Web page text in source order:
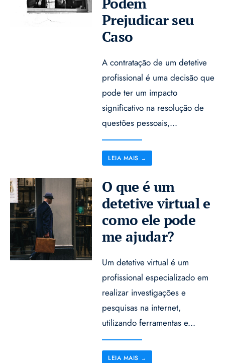
Prejudicar seu
Caso
A contratação de um detetive
profissional é uma decisão que
pode ter um impacto
significativo na resolução de
questões pessoais,...
LEIA MAIS →
O que é um
detetive virtual e
como ele pode
me ajudar?
Um detetive virtual é um
profissional especializado em
realizar investigações e
pesquisas na internet,
utilizando ferramentas e...
LEIA MAIS →